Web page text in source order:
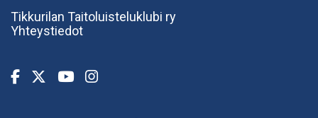
Tikkurilan Taitoluisteluklubi ry
Yhteystiedot